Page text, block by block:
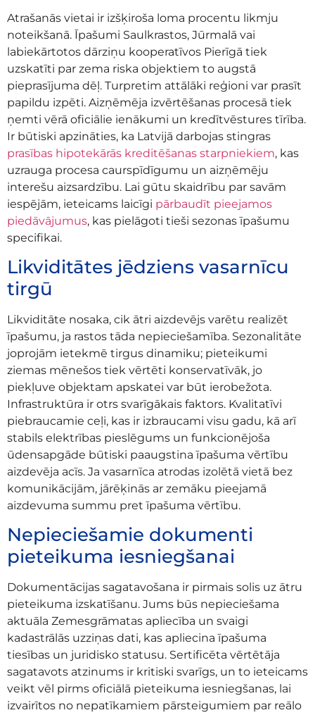
Atrašanās vietai ir izšķiroša loma procentu likmju
noteikšanā. Īpašumi Saulkrastos, Jūrmalā vai
labiekārtotos dārziņu kooperatīvos Pierīgā tiek
uzskatīti par zema riska objektiem to augstā
pieprasījuma dēļ. Turpretim attālāki reģioni var prasīt
papildu izpēti. Aizņēmēja izvērtēšanas procesā tiek
ņemti vērā oficiālie ienākumi un kredītvēstures tīrība.
Ir būtiski apzināties, ka Latvijā darbojas stingras
prasības hipotekārās kreditēšanas starpniekiem, kas
uzrauga procesa caurspīdīgumu un aizņēmēju
interešu aizsardzību. Lai gūtu skaidrību par savām
iespējām, ieteicams laicīgi pārbaudīt pieejamos
piedāvājumus, kas pielāgoti tieši sezonas īpašumu
specifikai.
Likviditātes jēdziens vasarnīcu
tirgū
Likviditāte nosaka, cik ātri aizdevējs varētu realizēt
īpašumu, ja rastos tāda nepieciešamība. Sezonalitāte
joprojām ietekmē tirgus dinamiku; pieteikumi
ziemas mēnešos tiek vērtēti konservatīvāk, jo
piekļuve objektam apskatei var būt ierobežota.
Infrastruktūra ir otrs svarīgākais faktors. Kvalitatīvi
piebraucamie ceļi, kas ir izbraucami visu gadu, kā arī
stabils elektrības pieslēgums un funkcionējoša
ūdensapgāde būtiski paaugstina īpašuma vērtību
aizdevēja acīs. Ja vasarnīca atrodas izolētā vietā bez
komunikācijām, jārēķinās ar zemāku pieejamā
aizdevuma summu pret īpašuma vērtību.
Nepieciešamie dokumenti
pieteikuma iesniegšanai
Dokumentācijas sagatavošana ir pirmais solis uz ātru
pieteikuma izskatīšanu. Jums būs nepieciešama
aktuāla Zemesgrāmatas apliecība un svaigi
kadastrālās uzziņas dati, kas apliecina īpašuma
tiesības un juridisko statusu. Sertificēta vērtētāja
sagatavots atzinums ir kritiski svarīgs, un to ieteicams
veikt vēl pirms oficiālā pieteikuma iesniegšanas, lai
izvairītos no nepatīkamiem pārsteigumiem par reālo